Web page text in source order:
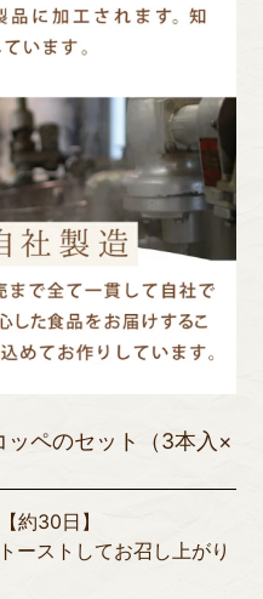
ペのセット（3本入×
約30日】
ーストしてお召し上がり